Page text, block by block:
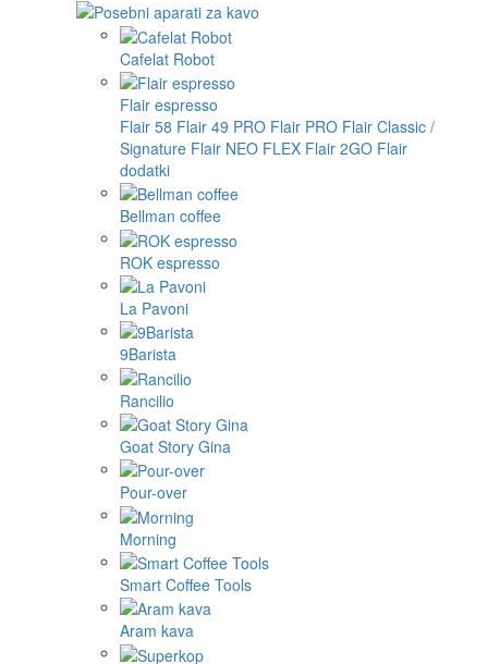
Cafelat Robot
Flair espresso
Flair 58 Flair 49 PRO Flair PRO Flair Classic /
Signature Flair NEO FLEX Flair 2GO Flair
dodatki
Bellman coffee
ROK espresso
La Pavoni
9Barista
Rancilio
Goat Story Gina
Pour-over
Morning
Smart Coffee Tools
Aram kava